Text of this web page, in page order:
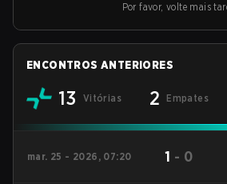
Por favor, volte mais
ENCONTROS ANTERIORES
13 Vitórias 2 Empates
mar. 25 - 2026, 07:20 1 - 0